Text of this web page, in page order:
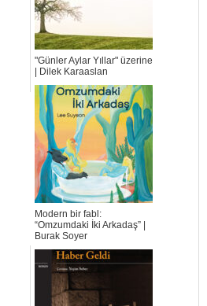
"Günler Aylar Yıllar" üzerine
| Dilek Karaaslan
Modern bir fabl:
“Omzumdaki İki Arkadaş” |
Burak Soyer